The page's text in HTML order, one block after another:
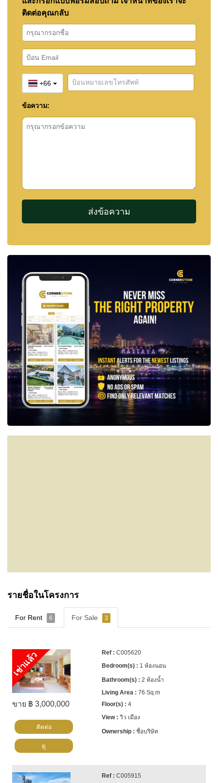
ติดต่อคุณกลับ
+66
ข้อความ:
รายชื่อในโครงการ
For Rent 6 For Sale 3
เช่าแล้ว
ขาย ฿ 3,000,000
C005620
1 ห้องนอน
2 ห้องน้ำ
76 Sq.m
4
วิว เมือง
ชื่อบริษัท
ติดต่อ
ดู
C005915